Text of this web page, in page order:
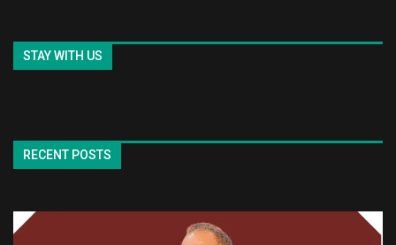
STAY WITH US
RECENT POSTS